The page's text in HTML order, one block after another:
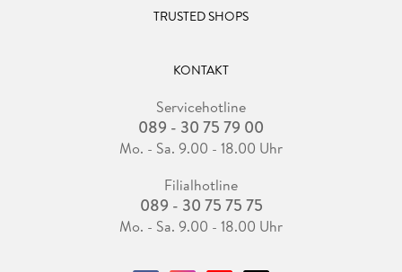
TRUSTED SHOPS
KONTAKT
Servicehotline
089 - 30 75 79 00
Mo. - Sa. 9.00 - 18.00 Uhr
Filialhotline
089 - 30 75 75 75
Mo. - Sa. 9.00 - 18.00 Uhr